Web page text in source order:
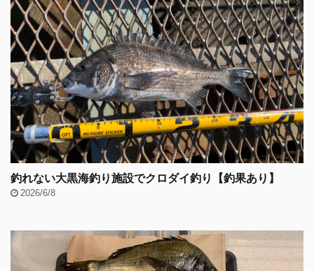
釣れない大黒海釣り施設でクロダイ釣り【釣果あり】
2026/6/8